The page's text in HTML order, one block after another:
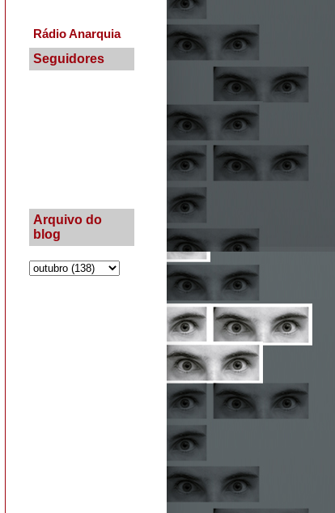
Rádio Anarquia
Seguidores
Arquivo do
blog